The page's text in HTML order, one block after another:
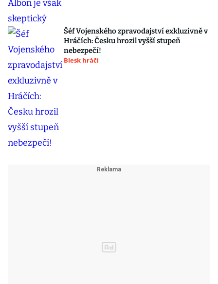
Šéf Vojenského zpravodajství exkluzivně v
Hráčích: Česku hrozil vyšší stupeň
nebezpečí!
Blesk hráči